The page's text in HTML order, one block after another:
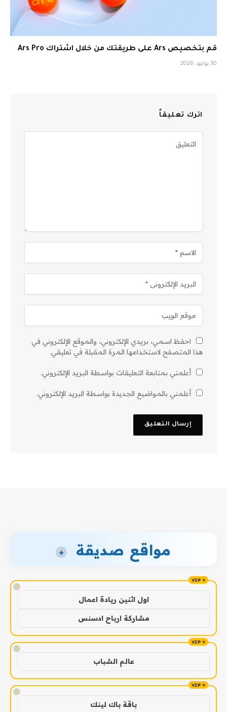
قم بتخصيص Ars على طريقتك من خلال اشتراك Ars Pro
30 يوليو، 2026
اترك تعليقاً
احفظ اسمي، بريدي الإلكتروني، والموقع الإلكتروني في
هذا المتصفح لاستخدامها المرة المقبلة في تعليقي.
أعلمني بمتابعة التعليقات بواسطة البريد الإلكتروني.
أعلمني بالمواضيع الجديدة بواسطة البريد الإلكتروني.
مواقع صديقة +
!
اول اثنين ريادة اعمال
مشاركة ارباح ادسنس
!
عالم الشباب
!
باقة باك لينك